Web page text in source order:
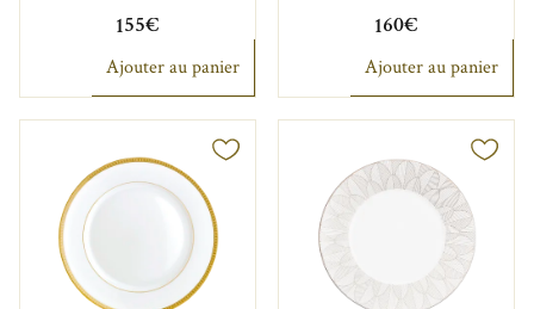
155€
Ajouter au panier
160€
Ajouter au panier